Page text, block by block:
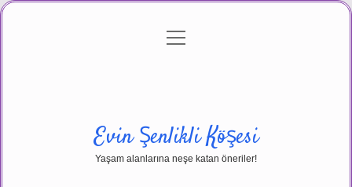
Gizlilik Politikası
menüyü
Evin Şenlikli Köşesi
Yaşam alanlarına neşe katan öneriler!